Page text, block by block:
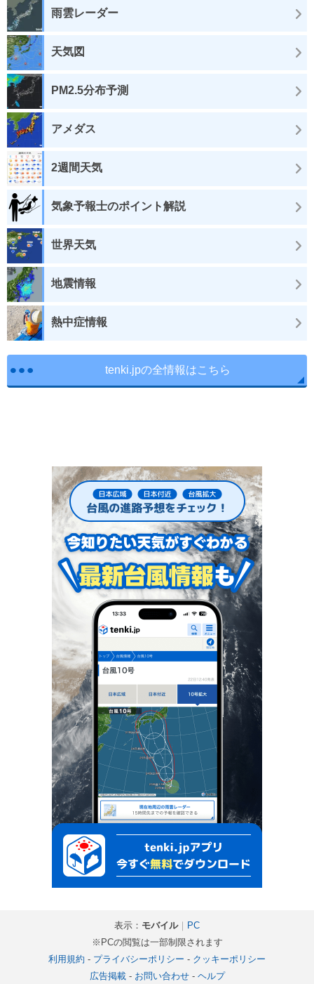
雨雲レーダー
天気図
PM2.5分布予測
アメダス
2週間天気
気象予報士のポイント解説
世界天気
地震情報
熱中症情報
tenki.jpの全情報はこちら
表示： モバイル｜ PC
※PCの閲覧は一部制限されます
利用規約 - プライバシーポリシー - クッキーポリシー
広告掲載- お問い合わせ- ヘルプ